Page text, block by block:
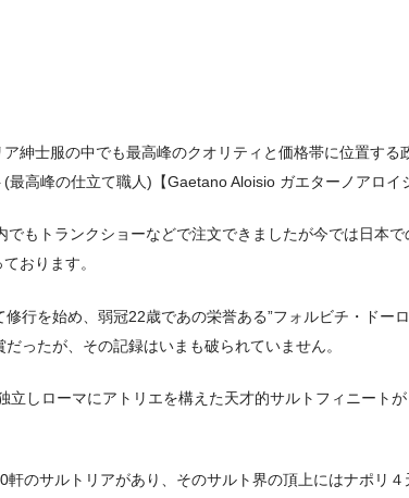
紳士服の中でも最高峰のクオリティと価格帯に位置する
最高峰の仕立て職人)【Gaetano Aloisio ガエターノアロイ
でもトランクショーなどで注文できましたが今では日本
おります。
行を始め、弱冠22歳であの栄誉ある”フォルビチ・ドーロ
ったが、その記録はいまも破られていません。
立しローマにアトリエを構えた天才的サルトフィニート
軒のサルトリアがあり、そのサルト界の頂上にはナポリ４